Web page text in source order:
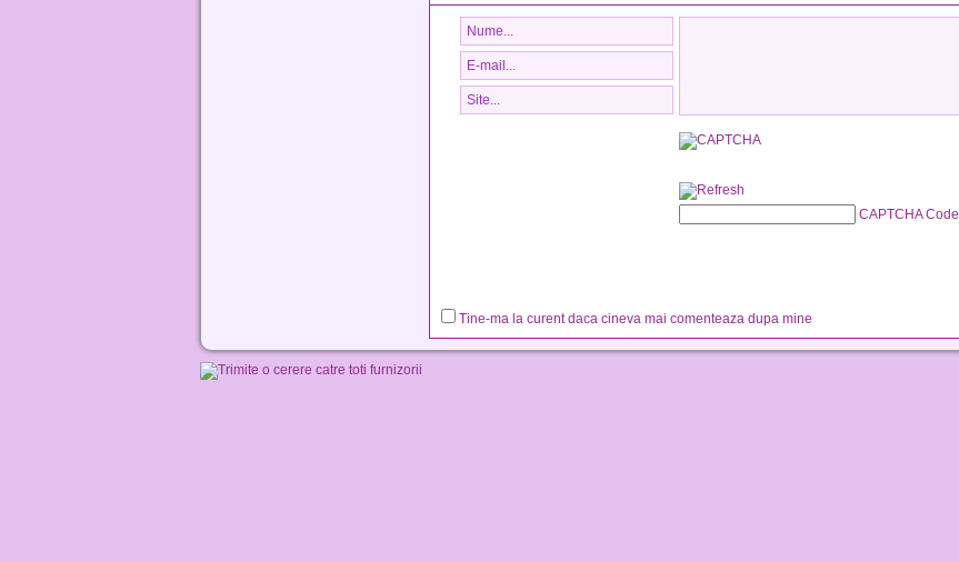
CAPTCHA Code
Tine-ma la curent daca cineva mai comenteaza dupa mine